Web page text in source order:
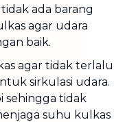
ada barang
agar udara
baik.
agar tidak terlalu
sirkulasi udara.
sehingga tidak
suhu kulkas